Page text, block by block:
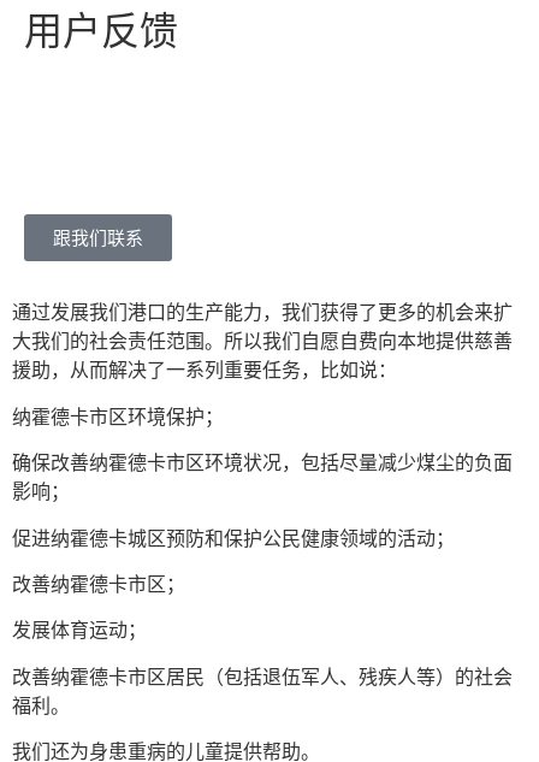
用户反馈
跟我们联系
通过发展我们港口的生产能力，我们获得了更多的机会来扩
大我们的社会责任范围。所以我们自愿自费向本地提供慈善
援助，从而解决了一系列重要任务，比如说：
纳霍德卡市区环境保护；
确保改善纳霍德卡市区环境状况，包括尽量减少煤尘的负面
影响；
促进纳霍德卡城区预防和保护公民健康领域的活动；
改善纳霍德卡市区；
发展体育运动；
改善纳霍德卡市区居民（包括退伍军人、残疾人等）的社会
福利。
我们还为身患重病的儿童提供帮助。